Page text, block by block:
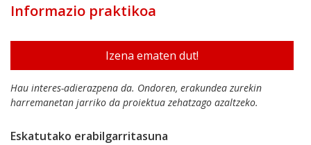
Informazio praktikoa
Izena ematen dut!
Hau interes-adierazpena da. Ondoren, erakundea zurekin
harremanetan jarriko da proiektua zehatzago azaltzeko.
Eskatutako erabilgarritasuna